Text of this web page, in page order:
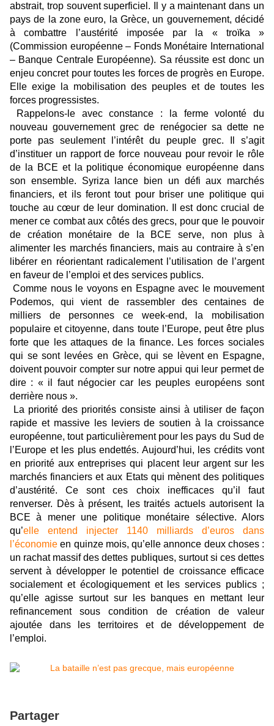
abstrait, trop souvent superficiel. Il y a maintenant dans un
pays de la zone euro, la Grèce, un gouvernement, décidé
à combattre l’austérité imposée par la « troïka »
(Commission européenne – Fonds Monétaire International
– Banque Centrale Européenne). Sa réussite est donc un
enjeu concret pour toutes les forces de progrès en Europe.
Elle exige la mobilisation des peuples et de toutes les
forces progressistes.
Rappelons-le avec constance : la ferme volonté du
nouveau gouvernement grec de renégocier sa dette ne
porte pas seulement l’intérêt du peuple grec. Il s’agit
d’instituer un rapport de force nouveau pour revoir le rôle
de la BCE et la politique économique européenne dans
son ensemble. Syriza lance bien un défi aux marchés
financiers, et ils feront tout pour briser une politique qui
touche au cœur de leur domination. Il est donc crucial de
mener ce combat aux côtés des grecs, pour que le pouvoir
de création monétaire de la BCE serve, non plus à
alimenter les marchés financiers, mais au contraire à s’en
libérer en réorientant radicalement l’utilisation de l’argent
en faveur de l’emploi et des services publics.
Comme nous le voyons en Espagne avec le mouvement
Podemos, qui vient de rassembler des centaines de
milliers de personnes ce week-end, la mobilisation
populaire et citoyenne, dans toute l’Europe, peut être plus
forte que les attaques de la finance. Les forces sociales
qui se sont levées en Grèce, qui se lèvent en Espagne,
doivent pouvoir compter sur notre appui qui leur permet de
dire : « il faut négocier car les peuples européens sont
derrière nous ».
La priorité des priorités consiste ainsi à utiliser de façon
rapide et massive les leviers de soutien à la croissance
européenne, tout particulièrement pour les pays du Sud de
l’Europe et les plus endettés. Aujourd’hui, les crédits vont
en priorité aux entreprises qui placent leur argent sur les
marchés financiers et aux Etats qui mènent des politiques
d’austérité. Ce sont ces choix inefficaces qu’il faut
renverser. Dès à présent, les traités actuels autorisent la
BCE à mener une politique monétaire sélective. Alors
qu’elle entend injecter 1140 milliards d’euros dans
l’économie en quinze mois, qu’elle annonce deux choses :
un rachat massif des dettes publiques, surtout si ces dettes
servent à développer le potentiel de croissance efficace
socialement et écologiquement et les services publics ;
qu’elle agisse surtout sur les banques en mettant leur
refinancement sous condition de création de valeur
ajoutée dans les territoires et de développement de
l’emploi.
Partager